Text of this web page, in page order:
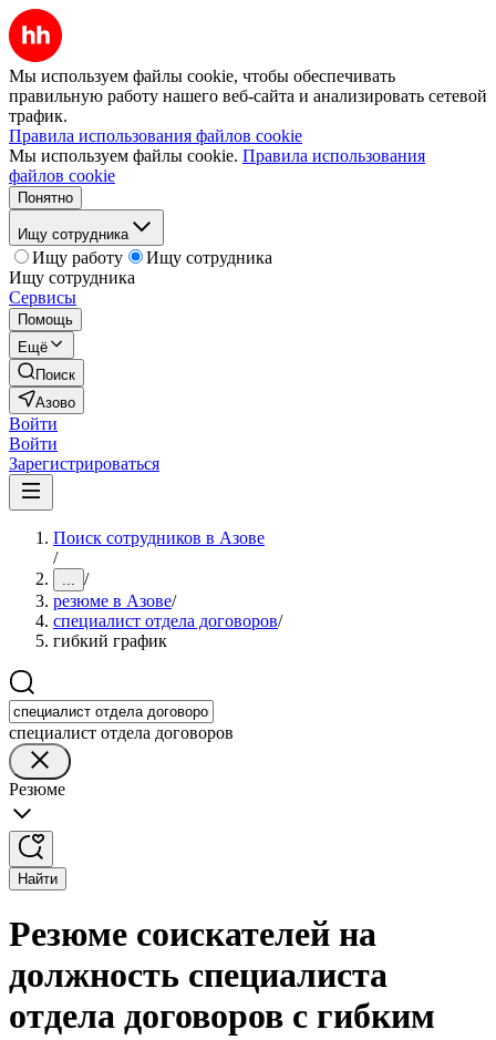
Мы используем файлы cookie, чтобы обеспечивать
правильную работу нашего веб-сайта и анализировать сетевой
трафик.
Правила использования файлов cookie
Мы используем файлы cookie. Правила использования
файлов cookie
Понятно
Ищу сотрудника
Ищу работу
Ищу сотрудника
Ищу сотрудника
Сервисы
Помощь
Ещё
Поиск
Азово
Войти
Войти
Зарегистрироваться
Поиск сотрудников в Азове
/
... /
резюме в Азове/
специалист отдела договоров/
гибкий график
специалист отдела договоров
Резюме
Найти
Резюме соискателей на
должность специалиста
отдела договоров с гибким